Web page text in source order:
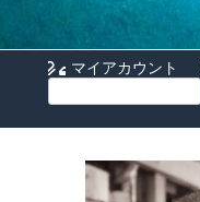
マイアカウント